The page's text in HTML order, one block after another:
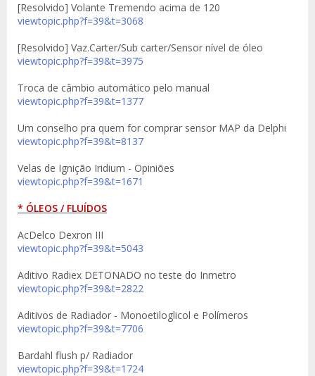
[Resolvido] Volante Tremendo acima de 120
viewtopic.php?f=39&t=3068
[Resolvido] Vaz.Carter/Sub carter/Sensor nível de óleo
viewtopic.php?f=39&t=3975
Troca de câmbio automático pelo manual
viewtopic.php?f=39&t=1377
Um conselho pra quem for comprar sensor MAP da Delphi
viewtopic.php?f=39&t=8137
Velas de Ignição Iridium - Opiniões
viewtopic.php?f=39&t=1671
* ÓLEOS / FLUÍDOS
AcDelco Dexron III
viewtopic.php?f=39&t=5043
Aditivo Radiex DETONADO no teste do Inmetro
viewtopic.php?f=39&t=2822
Aditivos de Radiador - Monoetiloglicol e Polímeros
viewtopic.php?f=39&t=7706
Bardahl flush p/ Radiador
viewtopic.php?f=39&t=1724